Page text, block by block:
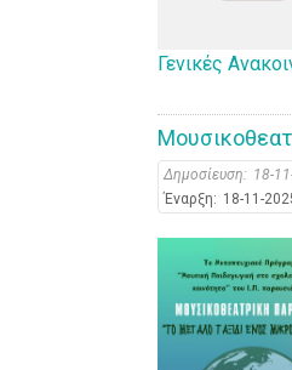
Γενικές
Δημοσίευση: 18-
Έναρξη: 18-11-